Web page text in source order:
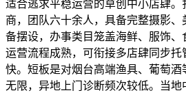
适合逃求平稳运营的草创中小店肆
商，团队六十余人，具备完整摄影
备摆设，办事类目笼盖海鲜、服饰
运营流程成熟，可衔接多店肆同步
快。短板是对烟台高端渔具、葡萄
无限，异地上门诊断频次较低。当地